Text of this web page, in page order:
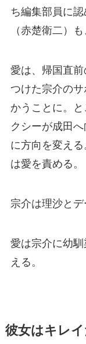
ち編集部員に
（赤楚衛二）
愛は、帰国直
つけた宗介の
かうことに。
クシーが成田
に方向を変え
は愛を責める。
宗介は理沙とデ
愛は宗介に幼
える。
彼女はキレ